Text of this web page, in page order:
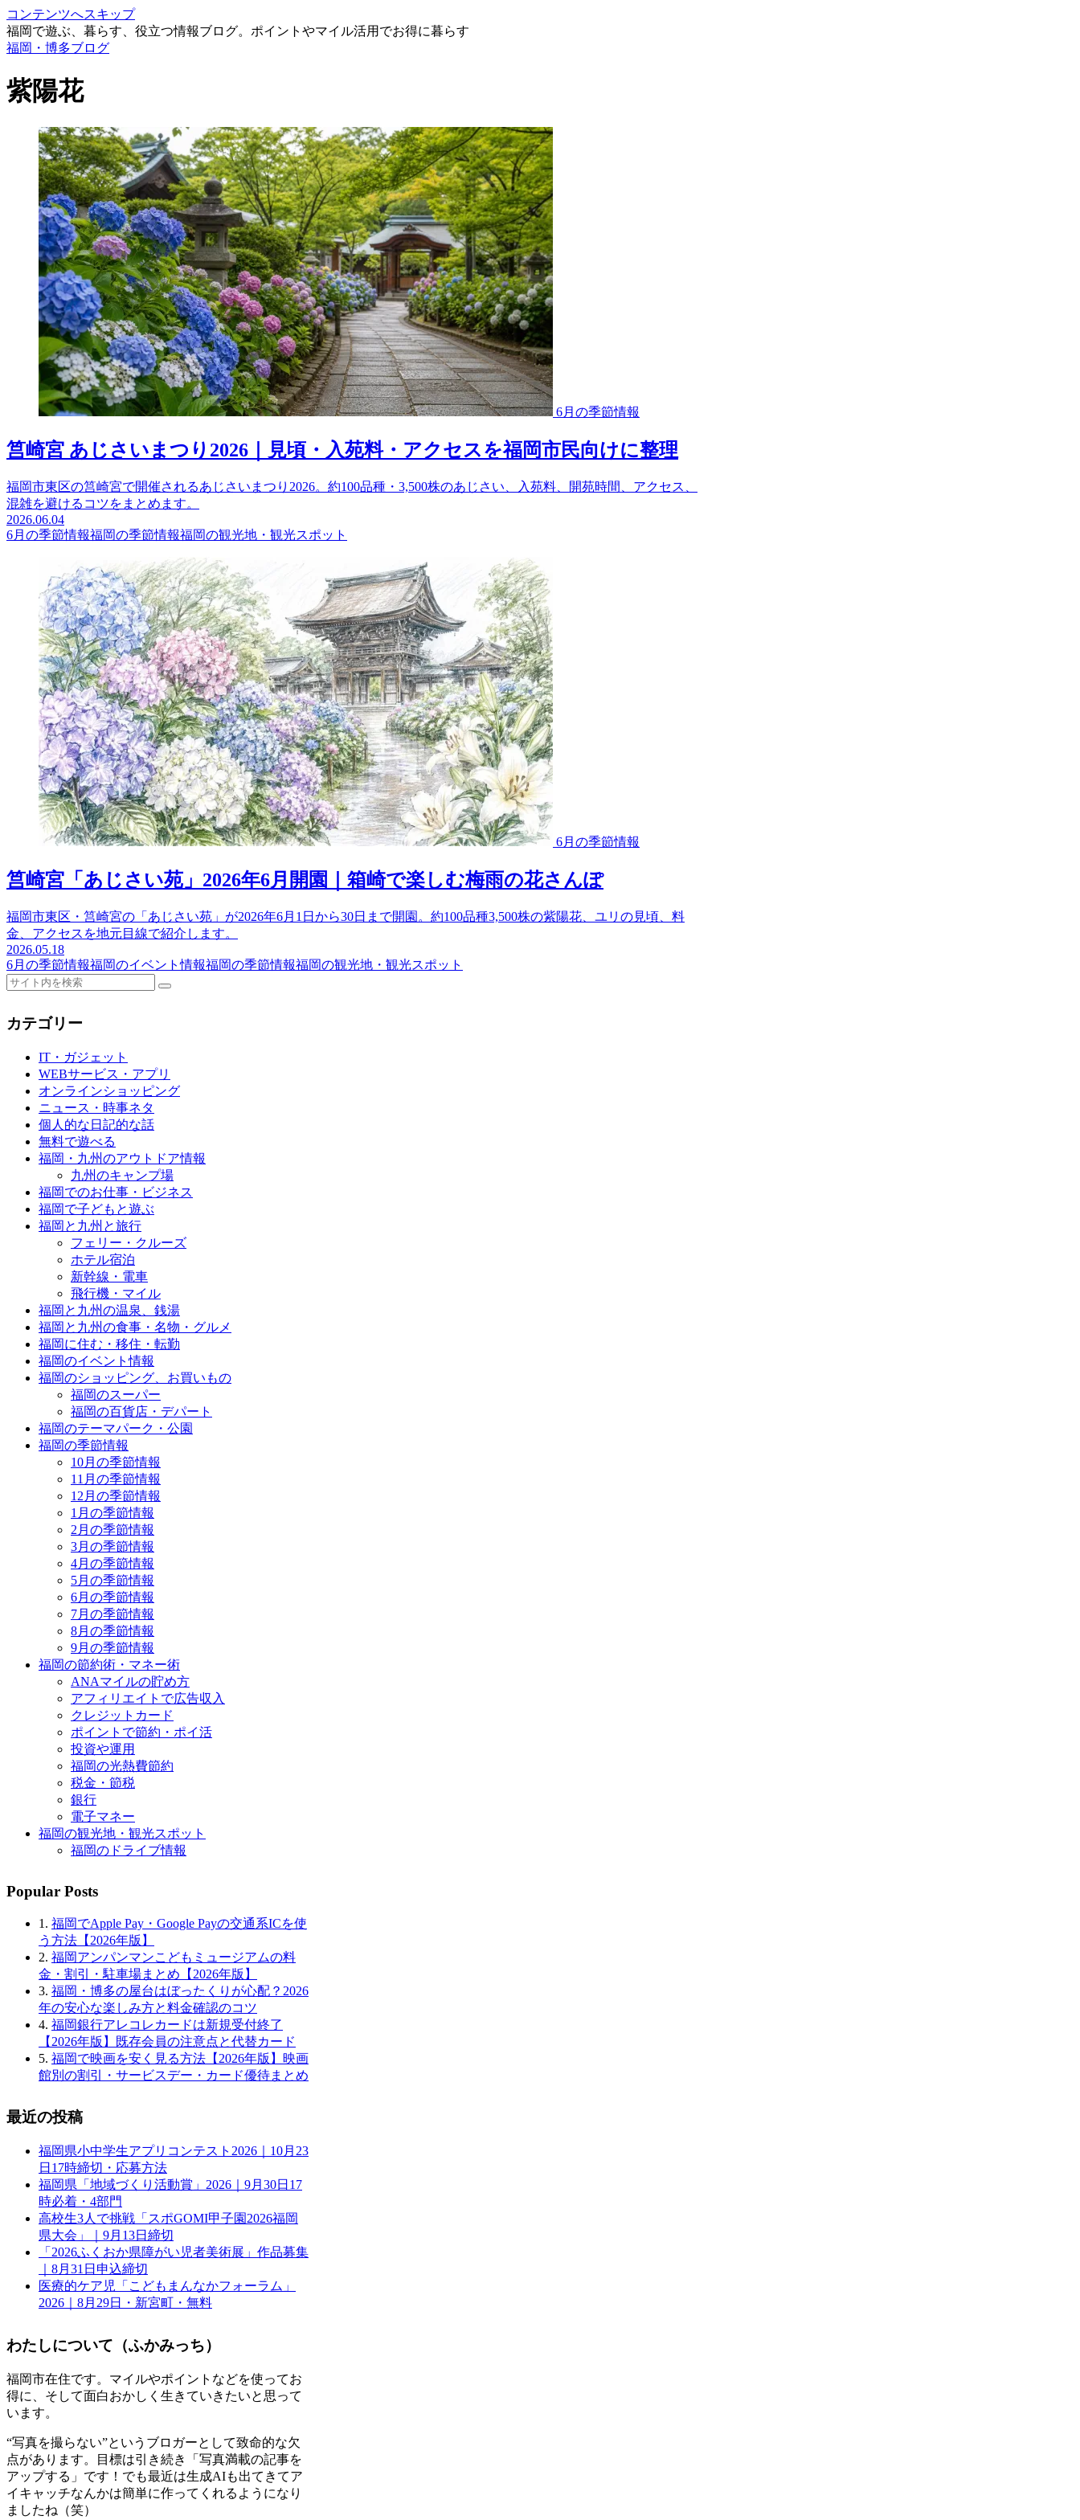
コンテンツへスキップ
福岡で遊ぶ、暮らす、役立つ情報ブログ。ポイントやマイル活用でお得に暮らす
福岡・博多ブログ
紫陽花
6月の季節情報
筥崎宮 あじさいまつり2026｜見頃・入苑料・アクセスを福岡市民向けに整理
福岡市東区の筥崎宮で開催されるあじさいまつり2026。約100品種・3,500株のあじさい、入苑料、開苑時間、アクセス、
混雑を避けるコツをまとめます。
2026.06.04
6月の季節情報福岡の季節情報福岡の観光地・観光スポット
6月の季節情報
筥崎宮「あじさい苑」2026年6月開園｜箱崎で楽しむ梅雨の花さんぽ
福岡市東区・筥崎宮の「あじさい苑」が2026年6月1日から30日まで開園。約100品種3,500株の紫陽花、ユリの見頃、料
金、アクセスを地元目線で紹介します。
2026.05.18
6月の季節情報福岡のイベント情報福岡の季節情報福岡の観光地・観光スポット
カテゴリー
IT・ガジェット
WEBサービス・アプリ
オンラインショッピング
ニュース・時事ネタ
個人的な日記的な話
無料で遊べる
福岡・九州のアウトドア情報
九州のキャンプ場
福岡でのお仕事・ビジネス
福岡で子どもと遊ぶ
福岡と九州と旅行
フェリー・クルーズ
ホテル宿泊
新幹線・電車
飛行機・マイル
福岡と九州の温泉、銭湯
福岡と九州の食事・名物・グルメ
福岡に住む・移住・転勤
福岡のイベント情報
福岡のショッピング、お買いもの
福岡のスーパー
福岡の百貨店・デパート
福岡のテーマパーク・公園
福岡の季節情報
10月の季節情報
11月の季節情報
12月の季節情報
1月の季節情報
2月の季節情報
3月の季節情報
4月の季節情報
5月の季節情報
6月の季節情報
7月の季節情報
8月の季節情報
9月の季節情報
福岡の節約術・マネー術
ANAマイルの貯め方
アフィリエイトで広告収入
クレジットカード
ポイントで節約・ポイ活
投資や運用
福岡の光熱費節約
税金・節税
銀行
電子マネー
福岡の観光地・観光スポット
福岡のドライブ情報
Popular Posts
1. 福岡でApple Pay・Google Payの交通系ICを使
う方法【2026年版】
2. 福岡アンパンマンこどもミュージアムの料
金・割引・駐車場まとめ【2026年版】
3. 福岡・博多の屋台はぼったくりが心配？2026
年の安心な楽しみ方と料金確認のコツ
4. 福岡銀行アレコレカードは新規受付終了
【2026年版】既存会員の注意点と代替カード
5. 福岡で映画を安く見る方法【2026年版】映画
館別の割引・サービスデー・カード優待まとめ
最近の投稿
福岡県小中学生アプリコンテスト2026｜10月23
日17時締切・応募方法
福岡県「地域づくり活動賞」2026｜9月30日17
時必着・4部門
高校生3人で挑戦「スポGOMI甲子園2026福岡
県大会」｜9月13日締切
「2026ふくおか県障がい児者美術展」作品募集
｜8月31日申込締切
医療的ケア児「こどもまんなかフォーラム」
2026｜8月29日・新宮町・無料
わたしについて（ふかみっち）
福岡市在住です。マイルやポイントなどを使ってお
得に、そして面白おかしく生きていきたいと思って
います。
“写真を撮らない”というブロガーとして致命的な欠
点があります。目標は引き続き「写真満載の記事を
アップする」です！でも最近は生成AIも出てきてア
イキャッチなんかは簡単に作ってくれるようになり
ましたね（笑）